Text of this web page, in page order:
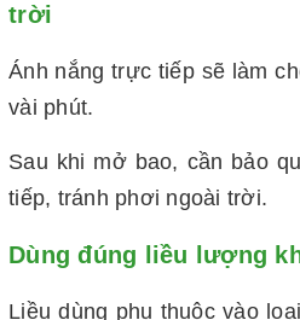
trời
Ánh nắng trực tiếp sẽ làm
vài phút.
Sau khi mở bao, cần bảo
tiếp, tránh phơi ngoài trời.
Dùng đúng liều lượng
Liều dùng phụ thuộc vào